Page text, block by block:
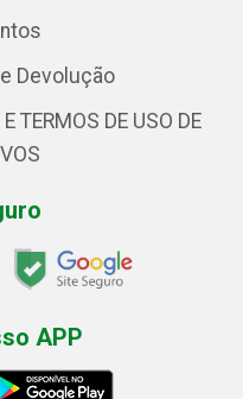
Devolução
TERMOS DE USO DE
APP